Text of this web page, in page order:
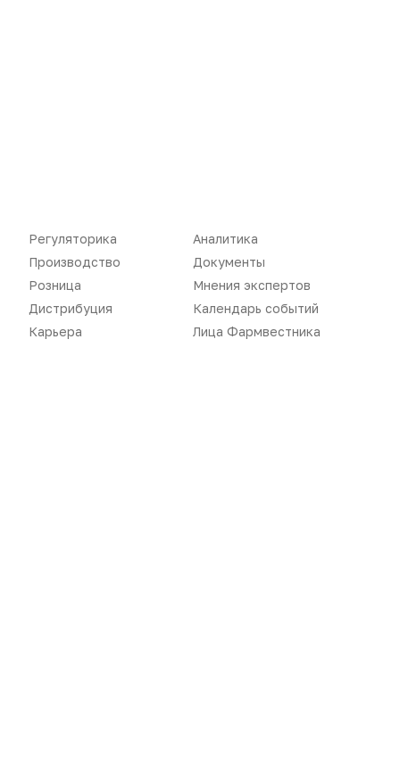
Документы
Бизнес
Аптекарь
Реклама в газете
Реклама на сайте
Контакты
Регуляторика
Производство
Розница
Дистрибуция
Карьера
Аналитика
Документы
Мнения экспертов
Календарь событий
Лица Фармвестника